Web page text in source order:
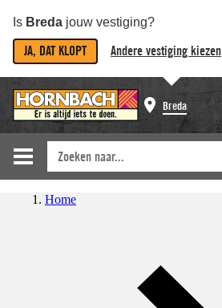
Is Breda jouw vestiging?
JA, DAT KLOPT Andere vestiging kiezen
Breda
Home